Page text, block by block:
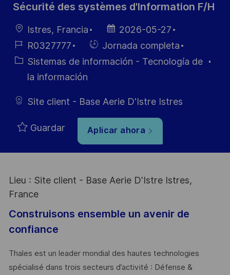
Sécurité des systèmes d'Information F/H
Ubicación
Istres, Francia
Fecha de
publicación
2026-05-27
ID de
empleo
R0327777
Hiring
Type
Jornada completa
Categoría
Sistemas de información - Tecnología de
la información
Site client - Base Aerie D'Istre Istres
Guardar Aplicar ahora
Lieu : Site client - Base Aerie D'Istre Istres,
France
Construisons ensemble un avenir de
confiance
Thales est un leader mondial des hautes technologies
spécialisé dans trois secteurs d’activité : Défense &